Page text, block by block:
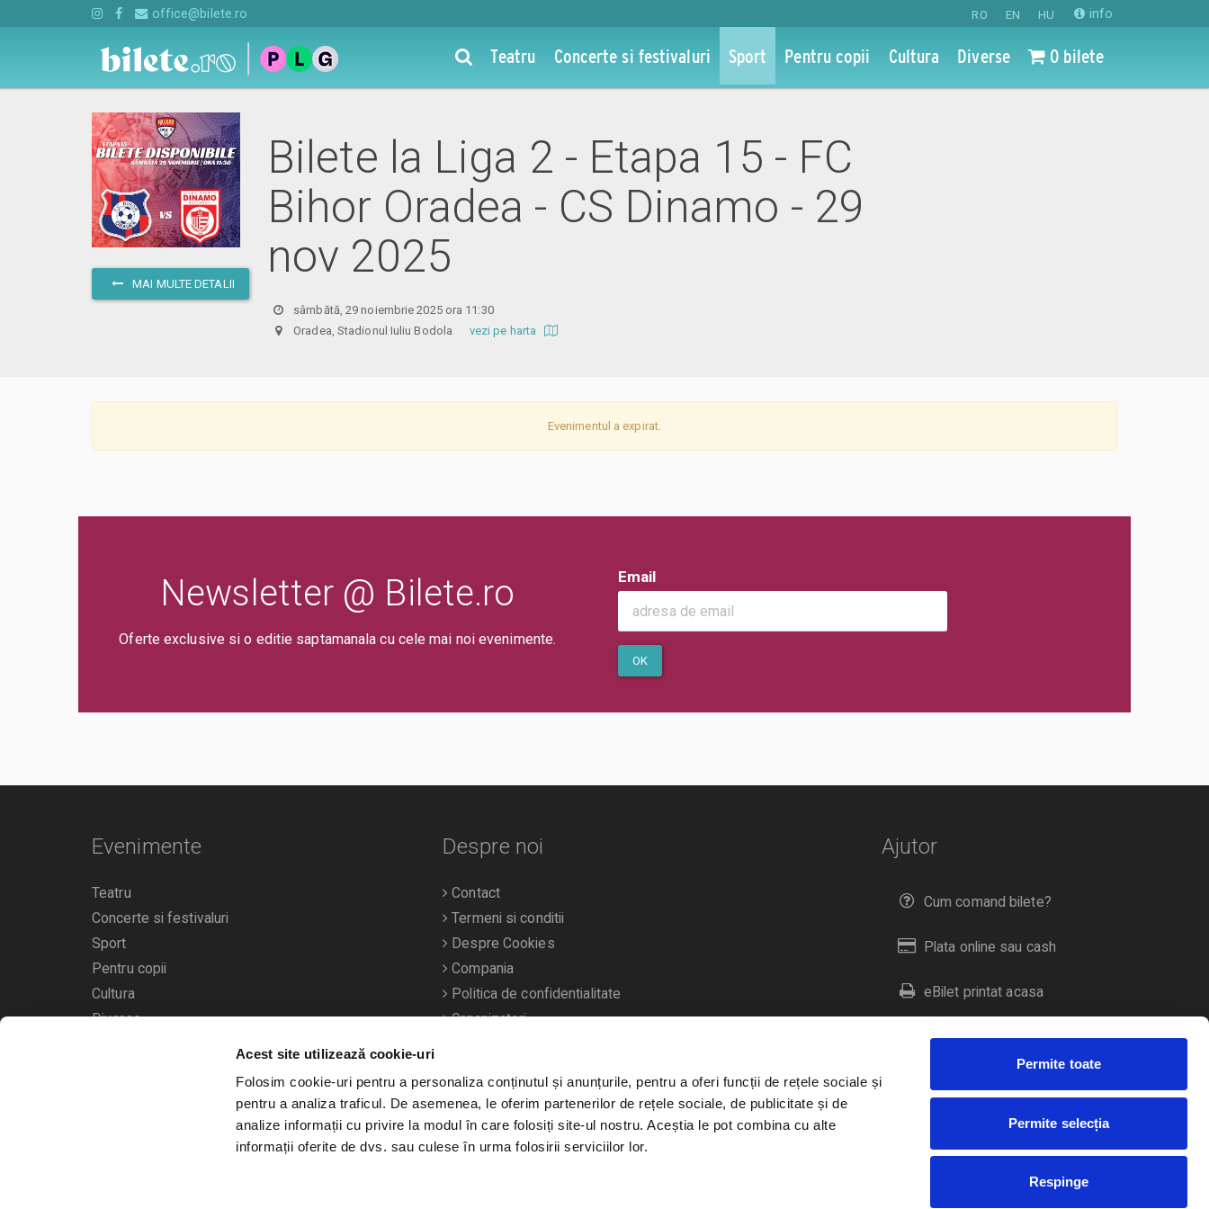
Acest site utilizează cookie-uri
Folosim cookie-uri pentru a personaliza conținutul și anunțurile, pentru a oferi funcții de rețele sociale și
pentru a analiza traficul. De asemenea, le oferim partenerilor de rețele sociale, de publicitate și de
analize informații cu privire la modul în care folosiți site-ul nostru. Aceștia le pot combina cu alte
informații oferite de dvs. sau culese în urma folosirii serviciilor lor.
Permite toate
Permite selecția
Respinge
RO EN HU info
office@bilete.ro
Teatru Concerte si festivaluri Sport Pentru copii Cultura Diverse 0 bilete
MAI MULTE DETALII
Bilete la Liga 2 - Etapa 15 - FC
Bihor Oradea - CS Dinamo - 29
nov 2025
sâmbătă, 29 noiembrie 2025 ora 11:30
Oradea, Stadionul Iuliu Bodola vezi pe harta
Evenimentul a expirat.
Newsletter @ Bilete.ro
Oferte exclusive si o editie saptamanala cu cele mai noi evenimente.
Email
OK
Ajutor
Cum comand bilete?
Plata online sau cash
eBilet printat acasa
Livrare prin curier
Duplicare bilete
Evenimente
Teatru
Concerte si festivaluri
Sport
Pentru copii
Cultura
Diverse
Calendarul evenimentelor
Despre noi
Contact
Termeni si conditii
Despre Cookies
Compania
Politica de confidentialitate
Organizatori